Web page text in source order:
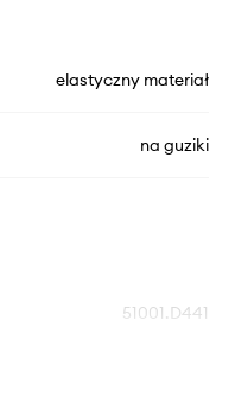
elastyczny materiał
na guziki
51001.D441